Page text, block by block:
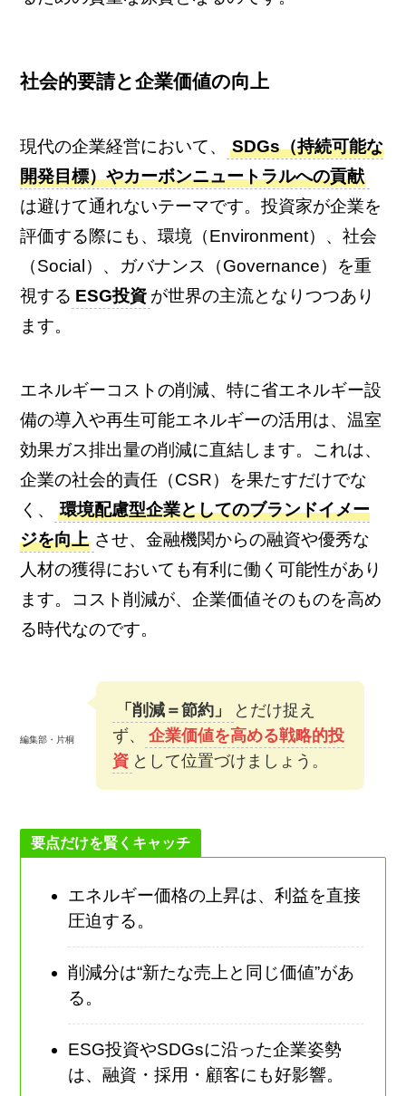
社会的要請と企業価値の向上
現代の企業経営において、
SDGs（持続可能な
開発目標）やカーボンニュートラルへの貢献
は避けて通れないテーマです。投資家が企業を
評価する際にも、環境（Environment）、社会
（Social）、ガバナンス（Governance）を重
視する ESG投資 が世界の主流となりつつあり
ます。
エネルギーコストの削減、特に省エネルギー設
備の導入や再生可能エネルギーの活用は、温室
効果ガス排出量の削減に直結します。これは、
企業の社会的責任（CSR）を果たすだけでな
く、
環境配慮型企業としてのブランドイメー
ジを向上 させ、金融機関からの融資や優秀な
人材の獲得においても有利に働く可能性があり
ます。コスト削減が、企業価値そのものを高め
る時代なのです。
編集部・片桐
「削減＝節約」
とだけ捉え
ず、
企業価値を高める戦略的投
資 として位置づけましょう。
要点だけを賢くキャッチ
エネルギー価格の上昇は、利益を直接
圧迫する。
削減分は“新たな売上と同じ価値”があ
る。
ESG投資やSDGsに沿った企業姿勢
は、融資・採用・顧客にも好影響。